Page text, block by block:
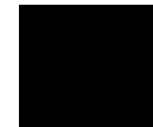
Reproductor